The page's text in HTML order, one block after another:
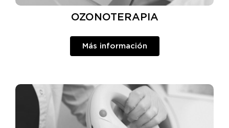
OZONOTERAPIA
Más información